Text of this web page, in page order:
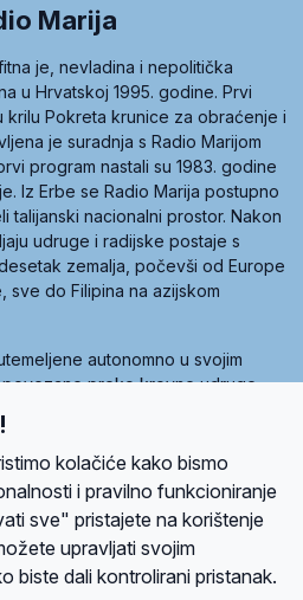
Marija
je, nevladina i nepolitička
u Hrvatskoj 1995. godine. Prvi
krilu Pokreta krunice za obraćenje i
je suradnja s Radio Marijom
program nastali su 1983. godine
Iz Erbe se Radio Marija postupno
talijanski nacionalni prostor. Nakon
udruge i radijske postaje s
zemalja, počevši od Europe
sve do Filipina na azijskom
autonomno u svojim
povezane preko krovne udruge
utemeljilo je sedam članica, među
Marija.
PrijateljiKontaktPravila privatnosti
kolačiće kako bismo
i pravilno funkcioniranje
sve" pristajete na korištenje
upravljati svojim
biste dali kontrolirani pristanak.